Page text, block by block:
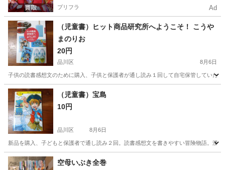
プリフラ Ad
（児童書）ヒット商品研究所へようこそ！ こうや
まのりお
20円
品川区 8月6日
子供の読書感想文のために購入、子供と保護者が通し読み１回して自宅保管していた
東京 品川区 文芸 ガリガリ君
（児童書）宝島
10円
品川区 8月6日
新品を購入、子どもと保護者で通し読み２回。読書感想文を書きやすい冒険物語。漢
東京 品川区 文芸
空母いぶき全巻